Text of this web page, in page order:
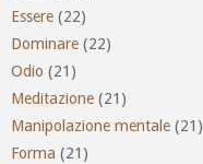
Essere (22)
Dominare (22)
Odio (21)
Meditazione (21)
Manipolazione mentale (21)
Forma (21)